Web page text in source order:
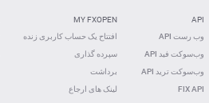
API
وب رست API
وب‌سوکت فید ‌API
وب‌سوکت ترید ‌API
FIX API
MY FXOPEN
افتتاح یک حساب کاربری زنده
سپرده گذاری
برداشت
لینک های ارجاع